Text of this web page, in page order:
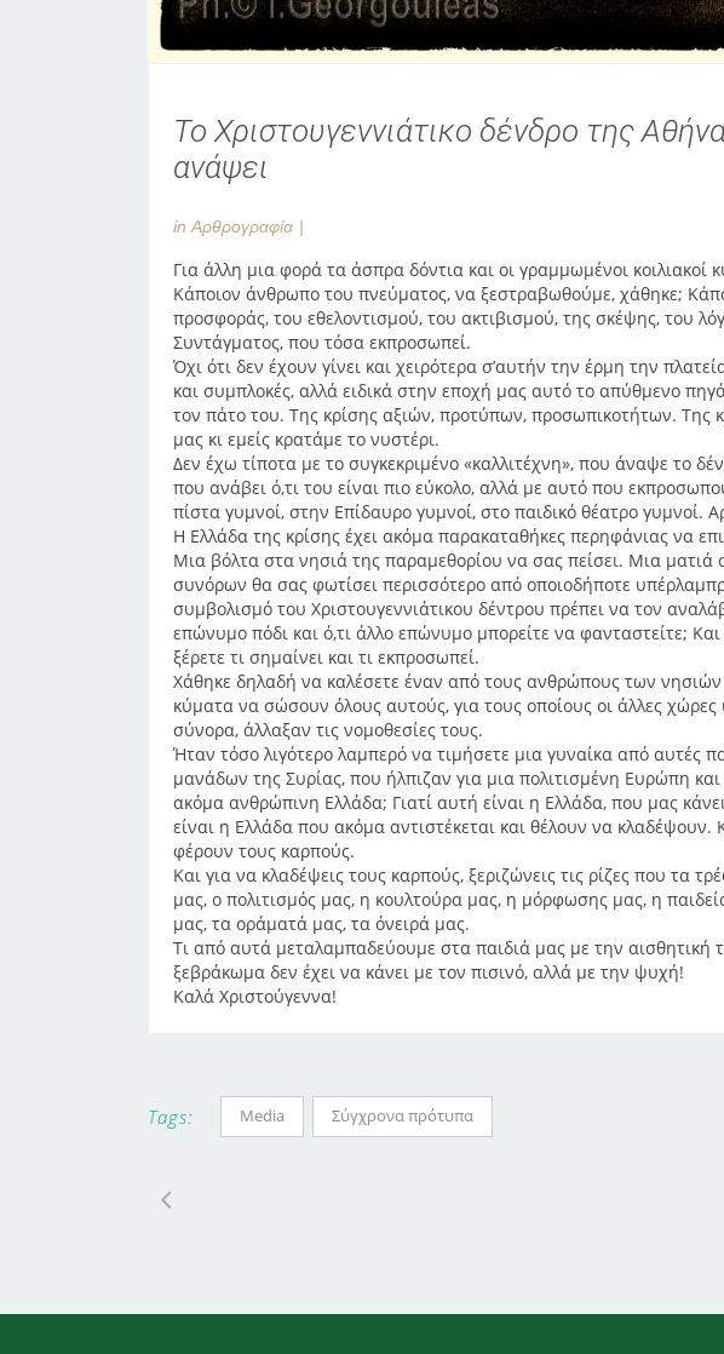
Το Χριστουγεννιάτικο δένδρο της
ανάψει
in Αρθρογραφία
Για άλλη μια φορά τα άσπρα δόντια και οι γραμμωμένοι κοιλιακοί
Κάποιον άνθρωπο του πνεύματος, να ξεστραβωθούμε, χάθηκε;
προσφοράς, του εθελοντισμού, του ακτιβισμού, της σκέψης, του
Συντάγματος, που τόσα εκπροσωπεί.
Όχι ότι δεν έχουν γίνει και χειρότερα σ’αυτήν την έρμη την
και συμπλοκές, αλλά ειδικά στην εποχή μας αυτό το απύθμενο
τον πάτο του. Της κρίσης αξιών, προτύπων, προσωπικοτήτων. Της
μας κι εμείς κρατάμε το νυστέρι.
Δεν έχω τίποτα με το συγκεκριμένο «καλλιτέχνη», που άναψε το
που ανάβει ό,τι του είναι πιο εύκολο, αλλά με αυτό που
πίστα γυμνοί, στην Επίδαυρο γυμνοί, στο παιδικό θέατρο γυμνοί.
Η Ελλάδα της κρίσης έχει ακόμα παρακαταθήκες περηφάνιας να
Μια βόλτα στα νησιά της παραμεθορίου να σας πείσει. Μια
συνόρων θα σας φωτίσει περισσότερο από οποιοδήποτε
συμβολισμό του Χριστουγεννιάτικου δέντρου πρέπει να τον
επώνυμο πόδι και ό,τι άλλο επώνυμο μπορείτε να φανταστείτε;
ξέρετε τι σημαίνει και τι εκπροσωπεί.
Χάθηκε δηλαδή να καλέσετε έναν από τους ανθρώπους των
κύματα να σώσουν όλους αυτούς, για τους οποίους οι άλλες
σύνορα, άλλαξαν τις νομοθεσίες τους.
Ήταν τόσο λιγότερο λαμπερό να τιμήσετε μια γυναίκα από αυτές
μανάδων της Συρίας, που ήλπιζαν για μια πολιτισμένη Ευρώπη
ακόμα ανθρώπινη Ελλάδα; Γιατί αυτή είναι η Ελλάδα, που μας
είναι η Ελλάδα που ακόμα αντιστέκεται και θέλουν να κλαδέψουν.
φέρουν τους καρπούς.
Και για να κλαδέψεις τους καρπούς, ξεριζώνεις τις ρίζες που τα
μας, ο πολιτισμός μας, η κουλτούρα μας, η μόρφωσης μας, η
μας, τα οράματά μας, τα όνειρά μας.
Τι από αυτά μεταλαμπαδεύουμε στα παιδιά μας με την αισθητική
ξεβράκωμα δεν έχει να κάνει με τον πισινό, αλλά με την ψυχή!
Καλά Χριστούγεννα!
Tags: Media Σύγχρονα πρότυπα